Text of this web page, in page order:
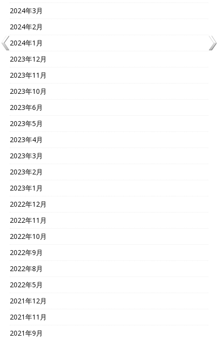
2024年3月
2024年2月
2024年1月
2023年12月
2023年11月
2023年10月
2023年6月
2023年5月
2023年4月
2023年3月
2023年2月
2023年1月
2022年12月
2022年11月
2022年10月
2022年9月
2022年8月
2022年5月
2021年12月
2021年11月
2021年9月